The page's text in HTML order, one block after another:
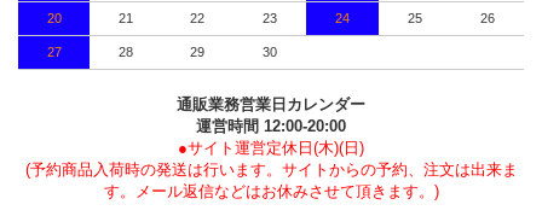
20 21 22 23 24 25 26
27 28 29 30
通販業務営業日カレンダー
運営時間 12:00-20:00
●サイト運営定休日(木)(日)
(予約商品入荷時の発送は行います。サイトからの予約、注文は出来ま
す。メール返信などはお休みさせて頂きます。)